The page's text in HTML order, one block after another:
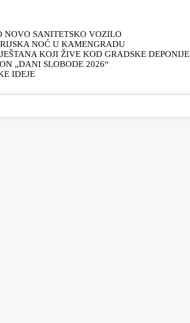
NOVO SANITETSKO VOZILO
NOĆ U KAMENGRADU
KOJI ŽIVE KOD GRADSKE DEPONIJE
„DANI SLOBODE 2026“
IDEJE